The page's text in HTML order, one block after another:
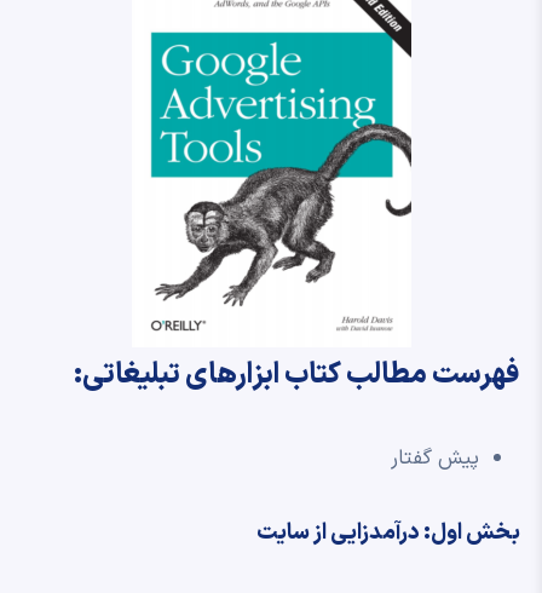
فهرست مطالب کتاب ابزارهای تبلیغاتی:
پیش گفتار
بخش اول: درآمدزایی از سایت